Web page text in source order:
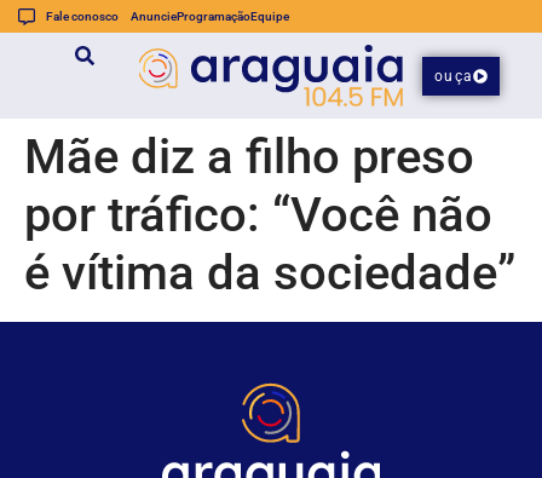
Fale conosco AnuncieProgramaçãoEquipe
ouça
Mãe diz a filho preso
por tráfico: “Você não
é vítima da sociedade”